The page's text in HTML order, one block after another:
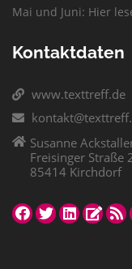
Mai und Juni: Hier
Kontaktdaten
www.texttreff.de
Susanne
Freisinger Straße
85414 Kirchdorf